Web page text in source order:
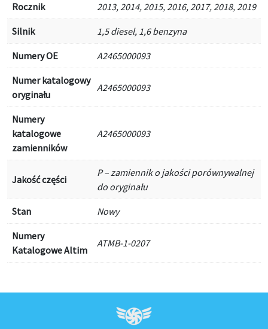
Rocznik 2013, 2014, 2015, 2016, 2017, 2018, 2019
Silnik 1,5 diesel, 1,6 benzyna
Numery OE A2465000093
Numer katalogowy
oryginału
A2465000093
Numery
katalogowe
zamienników
A2465000093
Jakość części
P – zamiennik o jakości porównywalnej
do oryginału
Stan Nowy
Numery
Katalogowe Altim
ATMB-1-0207